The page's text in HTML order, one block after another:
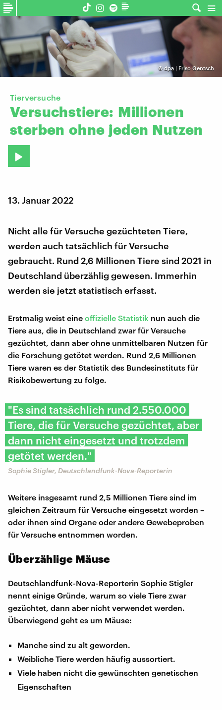
© dpa | Friso Gentsch
Tierversuche
Versuchstiere: Millionen
sterben ohne jeden Nutzen
13. Januar 2022
Nicht alle für Versuche gezüchteten Tiere,
werden auch tatsächlich für Versuche
gebraucht. Rund 2,6 Millionen Tiere sind 2021 in
Deutschland überzählig gewesen. Immerhin
werden sie jetzt statistisch erfasst.
Erstmalig weist eine offizielle Statistik nun auch die
Tiere aus, die in Deutschland zwar für Versuche
gezüchtet, dann aber ohne unmittelbaren Nutzen für
die Forschung getötet werden. Rund 2,6 Millionen
Tiere waren es der Statistik des Bundesinstituts für
Risikobewertung zu folge.
"Es sind tatsächlich rund 2.550.000
Tiere, die für Versuche gezüchtet, aber
dann nicht eingesetzt und trotzdem
getötet werden."
Sophie Stigler, Deutschlandfunk-Nova-Reporterin
Weitere insgesamt rund 2,5 Millionen Tiere sind im
gleichen Zeitraum für Versuche eingesetzt worden –
oder ihnen sind Organe oder andere Gewebeproben
für Versuche entnommen worden.
Überzählige Mäuse
Deutschlandfunk-Nova-Reporterin Sophie Stigler
nennt einige Gründe, warum so viele Tiere zwar
gezüchtet, dann aber nicht verwendet werden.
Überwiegend geht es um Mäuse:
Manche sind zu alt geworden.
Weibliche Tiere werden häufig aussortiert.
Viele haben nicht die gewünschten genetischen
Eigenschaften